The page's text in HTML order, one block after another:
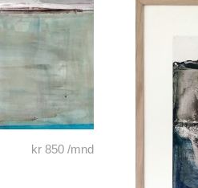
kr 850 /mnd